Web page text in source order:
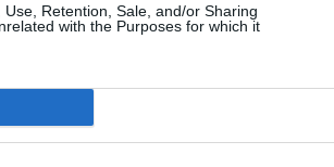
Retention, Sale, and/or Sharing
with the Purposes for which it